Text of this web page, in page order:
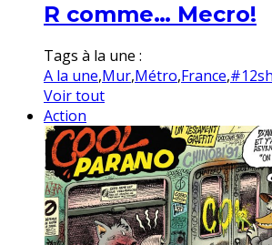
R comme… Mecro!
Tags à la une :
A la une,Mur,Métro,France,
Voir tout
Action